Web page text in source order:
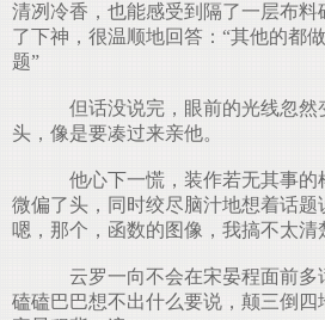
清冽冷香，也能感受到隔了一层布料
了下神，很温顺地回答：“其他的都
题”
但话没说完，眼前的光线忽然
头，像是要凑过来亲他。
他心下一慌，装作若无其事的
微偏了头，同时绞尽脑汁地想着话题
嗯，那个，函数的图像，我搞不太清
云罗一向不会在宋晏程面前多
磕磕巴巴想不出什么要说，颠三倒四